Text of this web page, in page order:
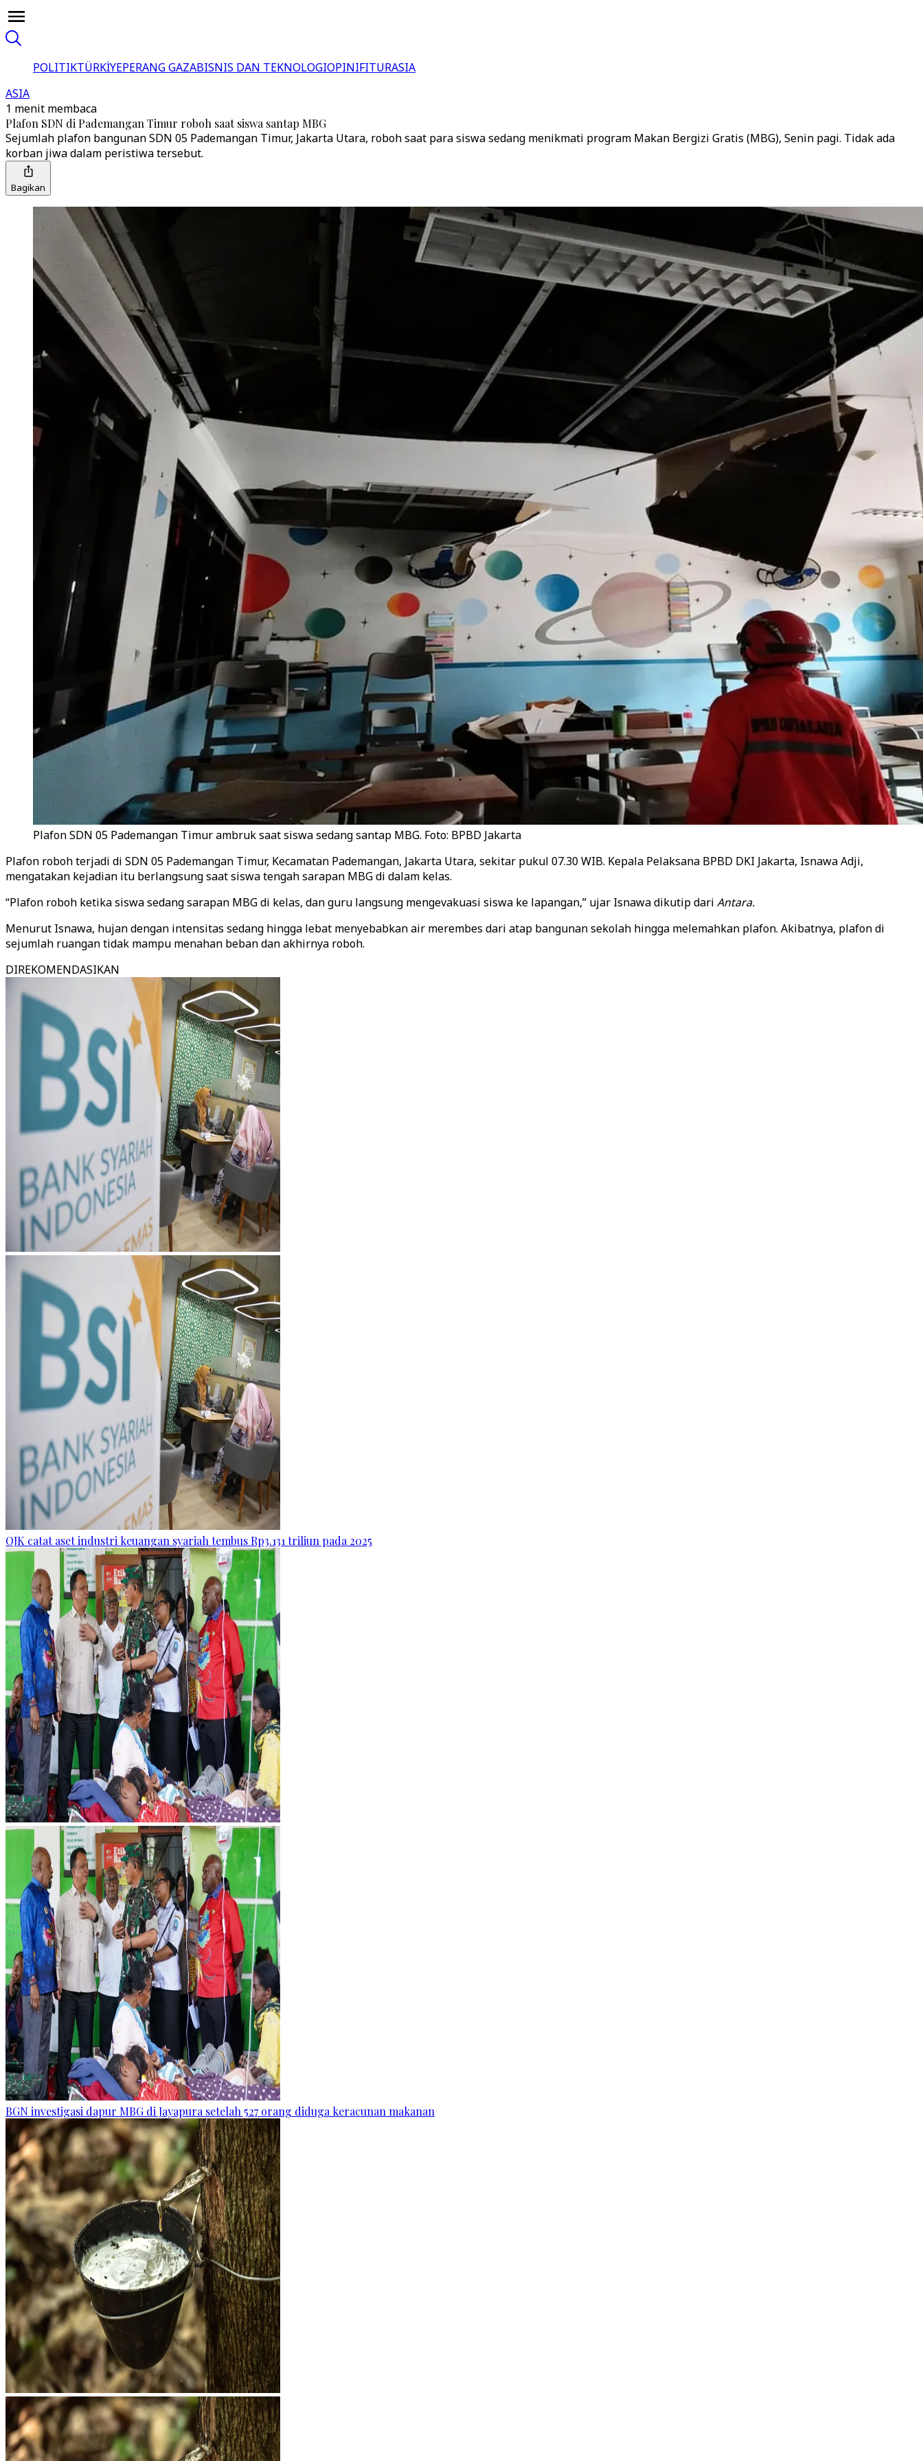
POLITIKTÜRKİYEPERANG GAZABISNIS DAN TEKNOLOGIOPINIFITURASIA
ASIA
1 menit membaca
Plafon SDN di Pademangan Timur roboh saat siswa santap MBG
Sejumlah plafon bangunan SDN 05 Pademangan Timur, Jakarta Utara, roboh saat para siswa sedang menikmati program Makan Bergizi Gratis (MBG), Senin pagi. Tidak ada
korban jiwa dalam peristiwa tersebut.
Bagikan
Plafon SDN 05 Pademangan Timur ambruk saat siswa sedang santap MBG. Foto: BPBD Jakarta
Plafon roboh terjadi di SDN 05 Pademangan Timur, Kecamatan Pademangan, Jakarta Utara, sekitar pukul 07.30 WIB. Kepala Pelaksana BPBD DKI Jakarta, Isnawa Adji,
mengatakan kejadian itu berlangsung saat siswa tengah sarapan MBG di dalam kelas.
“Plafon roboh ketika siswa sedang sarapan MBG di kelas, dan guru langsung mengevakuasi siswa ke lapangan,” ujar Isnawa dikutip dari Antara.
Menurut Isnawa, hujan dengan intensitas sedang hingga lebat menyebabkan air merembes dari atap bangunan sekolah hingga melemahkan plafon. Akibatnya, plafon di
sejumlah ruangan tidak mampu menahan beban dan akhirnya roboh.
DIREKOMENDASIKAN
OJK catat aset industri keuangan syariah tembus Rp3.131 triliun pada 2025
BGN investigasi dapur MBG di Jayapura setelah 527 orang diduga keracunan makanan